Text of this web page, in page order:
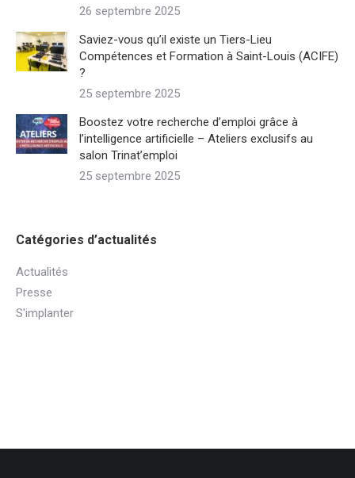
26 septembre 2025
Saviez-vous qu’il existe un Tiers-Lieu
Compétences et Formation à Saint-Louis (ACIFE)
?
25 septembre 2025
Boostez votre recherche d’emploi grâce à
l’intelligence artificielle – Ateliers exclusifs au
salon Trinat’emploi
25 septembre 2025
Catégories d’actualités
Actualités
Presse
S'implanter